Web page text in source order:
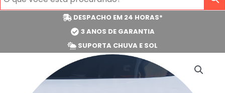
DESPACHO EM 24 HORAS*
3 ANOS DE GARANTIA
SUPORTA CHUVA E SOL